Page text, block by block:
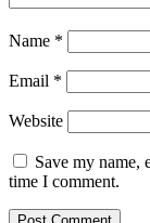
Name *
Email *
Website
Save my name,
time I comment.